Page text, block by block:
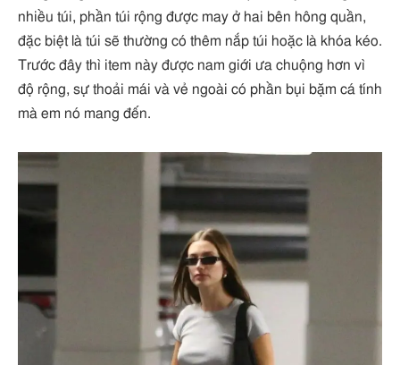
nhiều túi, phần túi rộng được may ở hai bên hông quần,
đặc biệt là túi sẽ thường có thêm nắp túi hoặc là khóa kéo.
Trước đây thì item này được nam giới ưa chuộng hơn vì
độ rộng, sự thoải mái và vẻ ngoài có phần bụi bặm cá tính
mà em nó mang đến.